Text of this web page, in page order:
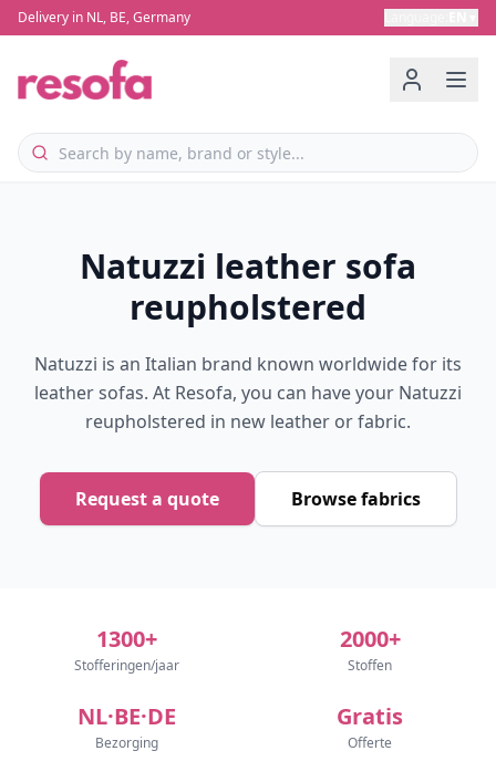
Delivery in NL, BE, Germany
Natuzzi leather sofa
reupholstered
Natuzzi is an Italian brand known worldwide for its
leather sofas. At Resofa, you can have your Natuzzi
reupholstered in new leather or fabric.
Request a quote Browse fabrics
1300+
Stofferingen/jaar
2000+
Stoffen
NL·BE·DE
Bezorging
Gratis
Offerte